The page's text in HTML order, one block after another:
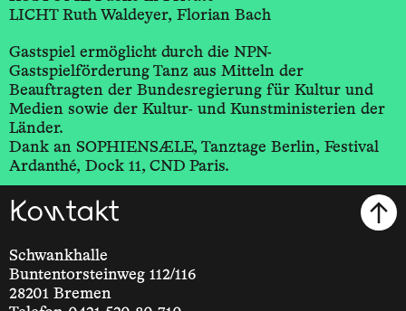
LICHT Ruth Waldeyer, Florian Bach
Gastspiel ermöglicht durch die NPN-
Gastspielförderung Tanz aus Mitteln der
Beauftragten der Bundesregierung für Kultur und
Medien sowie der Kultur- und Kunstministerien der
Länder.
Dank an SOPHIENSÆLE, Tanztage Berlin, Festival
Ardanthé, Dock 11, CND Paris.
Kontakt
Schwankhalle
Buntentorsteinweg 112/116
28201 Bremen